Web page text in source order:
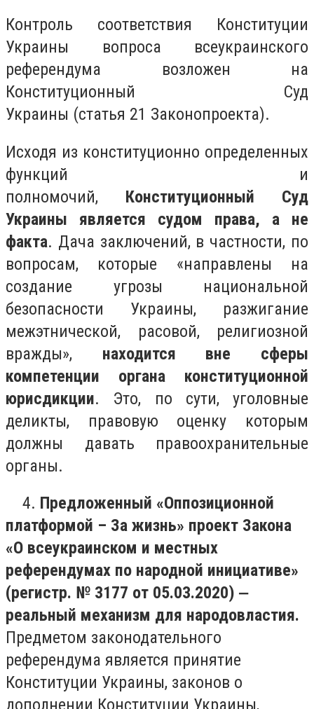
Контроль соответствия Конституции
Украины вопроса всеукраинского
референдума возложен на
Конституционный Суд
Украины (статья 21 Законопроекта).
Исходя из конституционно определенных
функций и
полномочий, Конституционный Суд
Украины является судом права, а не
факта. Дача заключений, в частности, по
вопросам, которые «направлены на
создание угрозы национальной
безопасности Украины, разжигание
межэтнической, расовой, религиозной
вражды», находится вне сферы
компетенции органа конституционной
юрисдикции. Это, по сути, уголовные
деликты, правовую оценку которым
должны давать правоохранительные
органы.
4. Предложенный «Оппозиционной
платформой – За жизнь» проект Закона
«О всеукраинском и местных
референдумах по народной инициативе»
(регистр. № 3177 от 05.03.2020) ‒
реальный механизм для народовластия.
Предметом законодательного
референдума является принятие
Конституции Украины, законов о
дополнении Конституции Украины,